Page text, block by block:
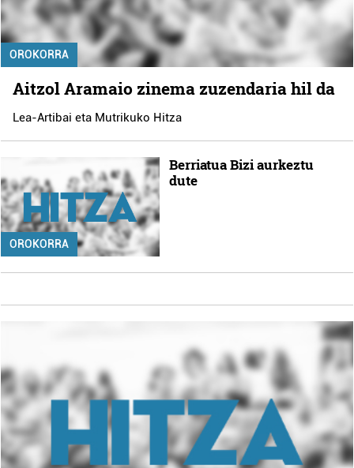
OROKORRA
Aitzol Aramaio zinema zuzendaria hil da
Lea-Artibai eta Mutrikuko Hitza
OROKORRA
Berriatua Bizi aurkeztu
dute